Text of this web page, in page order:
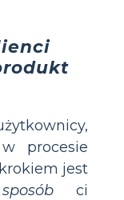
procesie
jest
ci